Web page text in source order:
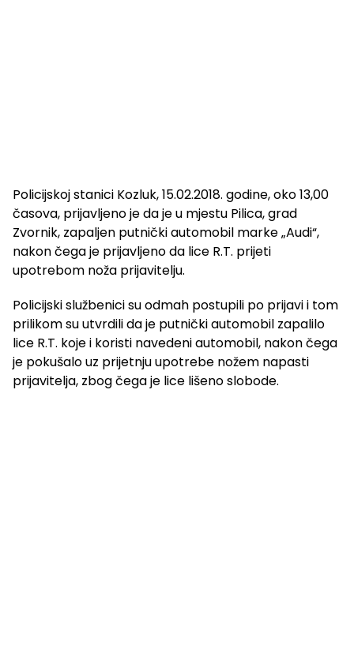
Policijskoj stanici Kozluk, 15.02.2018. godine, oko 13,00
časova, prijavljeno je da je u mjestu Pilica, grad
Zvornik, zapaljen putnički automobil marke „Audi“,
nakon čega je prijavljeno da lice R.T. prijeti
upotrebom noža prijavitelju.
Policijski službenici su odmah postupili po prijavi i tom
prilikom su utvrdili da je putnički automobil zapalilo
lice R.T. koje i koristi navedeni automobil, nakon čega
je pokušalo uz prijetnju upotrebe nožem napasti
prijavitelja, zbog čega je lice lišeno slobode.